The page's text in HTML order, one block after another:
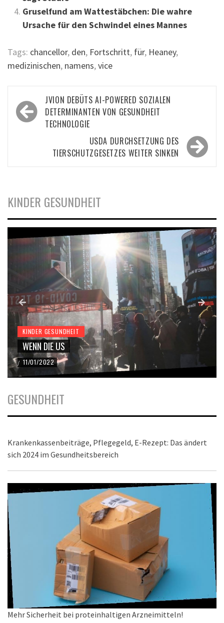
Gruselfund am Wattestäbchen: Die wahre
Ursache für den Schwindel eines Mannes
Tags: chancellor, den, Fortschritt, für, Heaney,
medizinischen, namens,vice
Beitragsnavigation
JVION DEBÜTS AI-POWERED SOZIALEN
DETERMINANTEN VON GESUNDHEIT
TECHNOLOGIE
USDA DURCHSETZUNG DES
TIERSCHUTZGESETZES WEITER SINKEN
KINDER GESUNDHEIT
KINDER GESUNDHEIT
WENN DIE US
/ 11/01/2022
GESUNDHEIT
Krankenkassenbeiträge, Pflegegeld, E-Rezept: Das ändert
sich 2024 im Gesundheitsbereich
Mehr Sicherheit bei proteinhaltigen Arzneimitteln!